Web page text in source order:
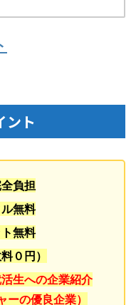
ント
負担
無料
無料
０円）
生への企業紹介
ーの優良企業）